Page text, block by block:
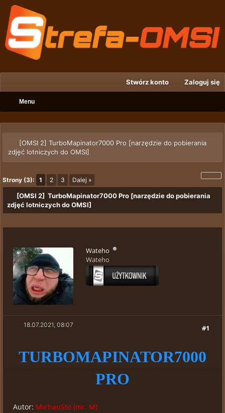
Stwórz konto Zaloguj się
Menu
[OMSI 2] TurboMapinator7000 Pro [narzędzie do pobierania
zdjęć lotniczych do OMSI]
Strony (3): 1 2 3 Dalej »
[OMSI 2] TurboMapinator7000 Pro [narzędzie do pobierania
zdjęć lotniczych do OMSI]
Wateho
Wateho
#1
18.07.2021, 08:07
TURBOMAPINATOR7000
PRO
Autor: MichauSto (mr. M)